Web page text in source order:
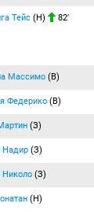
Тейс (Н) 82′
Массимо (В)
Федерико (В)
(З)
Надир (З)
Николо (З)
(Н)